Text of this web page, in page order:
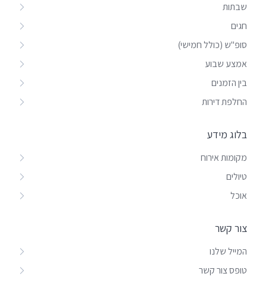
שבתות
חגים
סופ"ש (כולל חמישי)
אמצע שבוע
בין הזמנים
החלפת דירות
בלוג מידע
מקומות אירוח
טיולים
אוכל
צור קשר
המייל שלנו
טופס צור קשר